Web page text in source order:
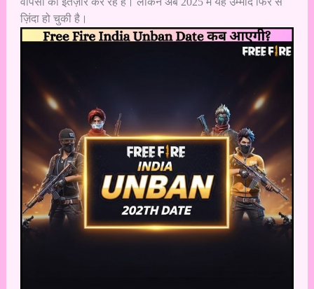
ज़िंदा हो चुकी है।